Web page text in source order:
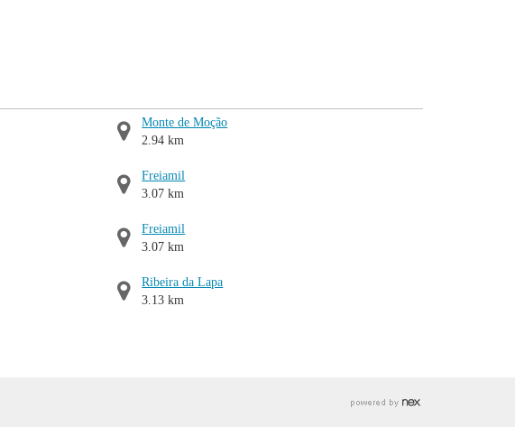
Monte de Moção
2.94 km
Freiamil
3.07 km
Freiamil
3.07 km
Ribeira da Lapa
3.13 km